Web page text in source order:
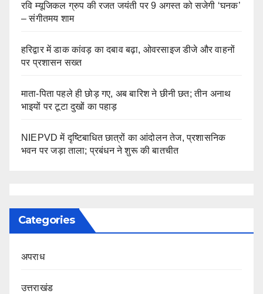
रवि म्यूजिकल ग्रुप की रजत जयंती पर 9 अगस्त को सजेगी ‘घनक’
– संगीतमय शाम
हरिद्वार में डाक कांवड़ का दबाव बढ़ा, ओवरसाइज डीजे और वाहनों
पर प्रशासन सख्त
माता-पिता पहले ही छोड़ गए, अब बारिश ने छीनी छत; तीन अनाथ
भाइयों पर टूटा दुखों का पहाड़
NIEPVD में दृष्टिबाधित छात्रों का आंदोलन तेज, प्रशासनिक
भवन पर जड़ा ताला; प्रबंधन ने शुरू की बातचीत
Categories
अपराध
उत्तराखंड